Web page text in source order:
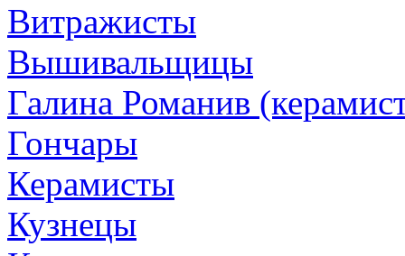
Витражисты
Вышивальщицы
Галина Романив
Гончары
Керамисты
Кузнецы